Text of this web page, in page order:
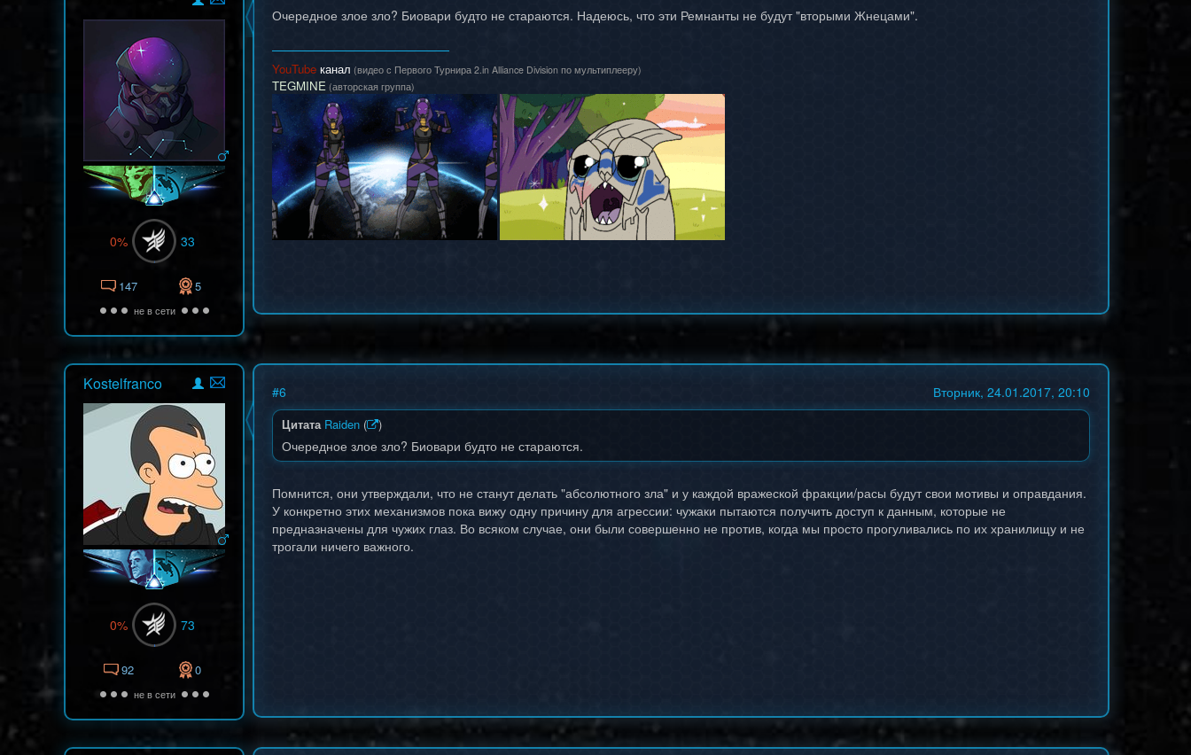
0% 33
147 5
не в сети
Очередное злое зло? Биовари будто не стараются. Надеюсь, что эти Ремнанты не будут "вторыми Жнецами".
YouTube канал (видео с Первого Турнира 2.in Alliance Division по мультиплееру)
TEGMINE (авторская группа)
Kostelfranco
0% 73
92 0
не в сети
#6 Вторник, 24.01.2017, 20:10
Цитата Raiden ( )
Очередное злое зло? Биовари будто не стараются.
Помнится, они утверждали, что не станут делать "абсолютного зла" и у каждой вражеской фракции/расы будут свои мотивы и оправдания.
У конкретно этих механизмов пока вижу одну причину для агрессии: чужаки пытаются получить доступ к данным, которые не
предназначены для чужих глаз. Во всяком случае, они были совершенно не против, когда мы просто прогуливались по их хранилищу и не
трогали ничего важного.